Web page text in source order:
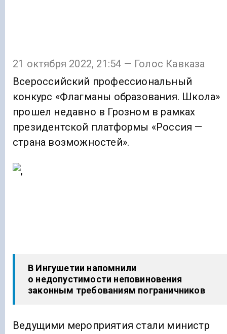
21 октября 2022, 21:54 — Голос Кавказа
Всероссийский профессиональный
конкурс «Флагманы образования. Школа»
прошел недавно в Грозном в рамках
президентской платформы «Россия —
страна возможностей».
В Ингушетии напомнили
о недопустимости неповиновения
законным требованиям пограничников
Ведущими мероприятия стали министр